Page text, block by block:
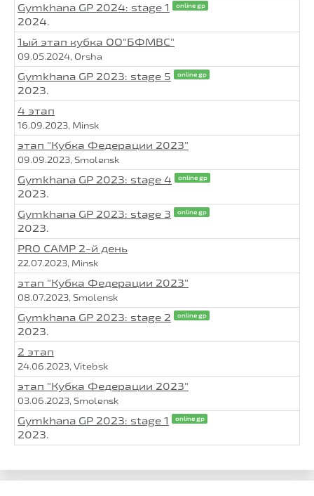
Gymkhana GP 2024: stage 1 online gp
2024.
1ый этап кубка ОО"БФМВС"
09.05.2024, Orsha
Gymkhana GP 2023: stage 5 online gp
2023.
4 этап
16.09.2023, Minsk
этап "Кубка Федерации 2023"
09.09.2023, Smolensk
Gymkhana GP 2023: stage 4 online gp
2023.
Gymkhana GP 2023: stage 3
online gp
2023.
PRO CAMP 2-й день
22.07.2023, Minsk
этап "Кубка Федерации 2023"
08.07.2023, Smolensk
Gymkhana GP 2023: stage 2 online gp
2023.
2 этап
24.06.2023, Vitebsk
этап "Кубка Федерации 2023"
03.06.2023, Smolensk
Gymkhana GP 2023: stage 1 online gp
2023.